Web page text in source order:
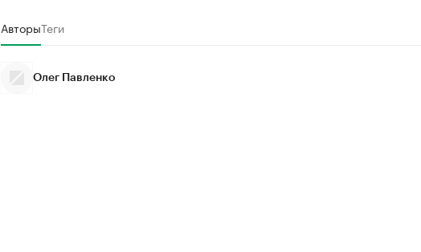
АвторыТеги
Олег Павленко